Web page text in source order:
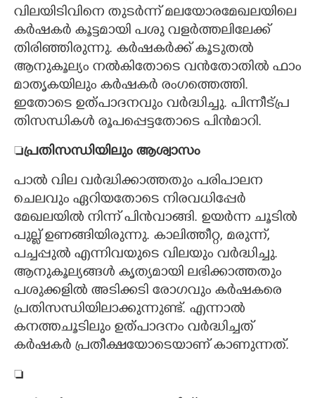
വിലയിടിവിനെ തുടർന്ന് മലയോരമേഖലയിലെ
കർഷകർ കൂട്ടമായി പശു വളർത്തലിലേക്ക്
തിരിഞ്ഞിരുന്നു. കർഷകർക്ക് കൂടുതൽ
ആനുകൂല്യം നൽകിതോടെ വൻതോതിൽ ഫാം
മാതൃകയിലും കർഷകർ രംഗത്തെത്തി.
ഇതോടെ ഉത്പാദനവും വർദ്ധിച്ചു. പിന്നീട്പ്ര
തിസന്ധികൾ രൂപപ്പെട്ടതോടെ പിൻമാറി.
പ്രതിസന്ധിയിലും ആശ്വാസം
പാൽ വില വർദ്ധിക്കാത്തതും പരിപാലന
ചെലവും ഏറിയതോടെ നിരവധിപ്പേർ
മേഖലയിൽ നിന്ന് പിൻവാങ്ങി. ഉയർന്ന ചൂടിൽ
പുല്ല് ഉണങ്ങിയിരുന്നു. കാലിത്തീറ്റ, മരുന്ന്,
പച്ചപ്പുൽ എന്നിവയുടെ വിലയും വർദ്ധിച്ചു.
ആനുകൂല്യങ്ങൾ കൃത്യമായി ലഭിക്കാത്തതും
പശുക്കളിൽ അടിക്കടി രോഗവും കർഷകരെ
പ്രതിസന്ധിയിലാക്കുന്നുണ്ട്. എന്നാൽ
കനത്തചൂടിലും ഉത്പാദനം വർദ്ധിച്ചത്
കർഷകർ പ്രതീക്ഷയോടെയാണ് കാണുന്നത്.
